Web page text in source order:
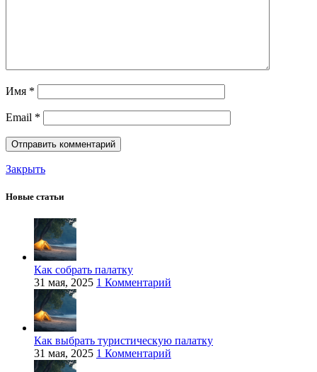
Имя *
Email *
Закрыть
Новые статьи
Как собрать палатку
31 мая, 2025 1 Комментарий
Как выбрать туристическую палатку
31 мая, 2025 1 Комментарий